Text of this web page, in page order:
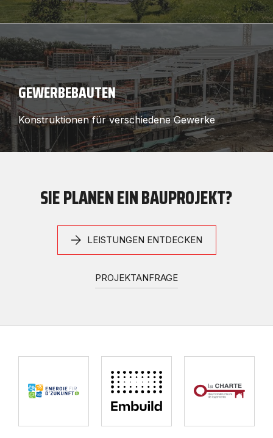
GEWERBEBAUTEN
Konstruktionen für verschiedene Gewerke
SIE PLANEN EIN BAUPROJEKT?
LEISTUNGEN ENTDECKEN
PROJEKTANFRAGE